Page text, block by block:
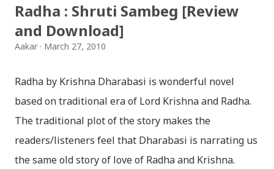
Radha : Shruti Sambeg [Review
and Download]
Aakar March 27, 2010
Radha by Krishna Dharabasi is wonderful novel
based on traditional era of Lord Krishna and Radha.
The traditional plot of the story makes the
readers/listeners feel that Dharabasi is narrating us
the same old story of love of Radha and Krishna.